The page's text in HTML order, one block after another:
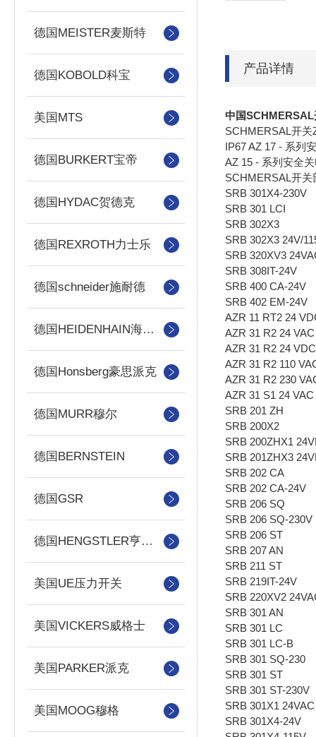
德国MEISTER麦斯特
德国KOBOLD科宝
美国MTS
德国BURKERT宝帝
德国HYDAC贺德克
德国REXROTH力士乐
德国schneider施耐德
德国HEIDENHAIN海德汉
德国Honsberg豪思派克
德国MURR穆尔
德国BERNSTEIN
德国GSR
德国HENGSTLER亨士乐
美国UE压力开关
美国VICKERS威格士
美国PARKER派克
美国MOOG穆格
产品详情
中国
SCHMERSAL开
IP67 AZ 17 - 系列
AZ 15 - 系列安全
SCHMERSAL开关
SRB 301X4-230V
SRB 301 LCI
SRB 302X3
SRB 302X3 24V/
SRB 320XV3
SRB 308IT-24V
SRB 400 CA-24V
SRB 402 EM-24V
AZR 11 RT2 24
AZR 31 R2 24 VAC
AZR 31 R2 24 VDC
AZR 31 R2 110
AZR 31 R2 230
AZR 31 S1 24 VAC
SRB 201 ZH
SRB 200X2
SRB 200ZHX1
SRB 201ZHX3
SRB 202 CA
SRB 202 CA-24V
SRB 206 SQ
SRB 206 SQ-230V
SRB 206 ST
SRB 207 AN
SRB 211 ST
SRB 219IT-24V
SRB 220XV2
SRB 301 AN
SRB 301 LC
SRB 301 LC-B
SRB 301 SQ-230
SRB 301 ST
SRB 301 ST-230V
SRB 301X1
SRB 301X4-24V